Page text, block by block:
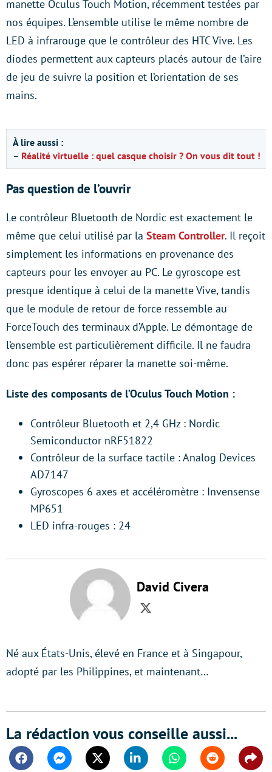
manette Oculus Touch Motion, récemment testées par
nos équipes. L’ensemble utilise le même nombre de
LED à infrarouge que le contrôleur des HTC Vive. Les
diodes permettent aux capteurs placés autour de l’aire
de jeu de suivre la position et l’orientation de ses
mains.
À lire aussi :
– Réalité virtuelle : quel casque choisir ? On vous dit tout !
Pas question de l’ouvrir
Le contrôleur Bluetooth de Nordic est exactement le
même que celui utilisé par la Steam Controller. Il reçoit
simplement les informations en provenance des
capteurs pour les envoyer au PC. Le gyroscope est
presque identique à celui de la manette Vive, tandis
que le module de retour de force ressemble au
ForceTouch des terminaux d’Apple. Le démontage de
l’ensemble est particulièrement difficile. Il ne faudra
donc pas espérer réparer la manette soi-même.
Liste des composants de l’Oculus Touch Motion :
Contrôleur Bluetooth et 2,4 GHz : Nordic
Semiconductor nRF51822
Contrôleur de la surface tactile : Analog Devices
AD7147
Gyroscopes 6 axes et accéléromètre : Invensense
MP651
LED infra-rouges : 24
David Civera
Twitter
Né aux États-Unis, élevé en France et à Singapour,
adopté par les Philippines, et maintenant…
La rédaction vous conseille aussi...
FacebookMessengerTwitter Linkedin WhatsappReddit